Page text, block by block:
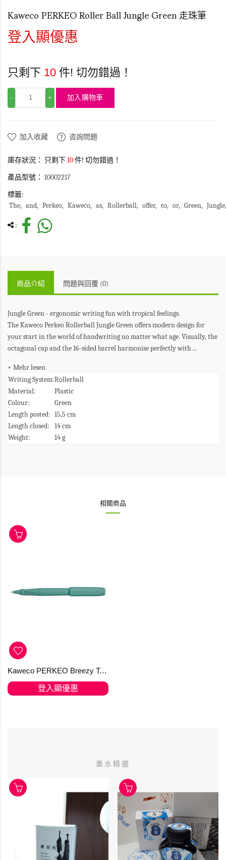
Kaweco PERKEO Roller Ball Jungle Green 走珠筆
登入顯優惠
只剩下 10 件! 切勿錯過！
- + 加入購物車
加入收藏 咨詢問題
庫存狀況： 只剩下10件! 切勿錯過！
產品型號： 10002217
標籤:
The
and Perkeo Kaweco as Rollerball offer to or Green Jungle
:
商品介紹 問題與回覆 (0)
Jungle Green - ergonomic writing fun with tropical feelings.
The Kaweco Perkeo Rollerball Jungle Green offers modern design for
your start in the world of handwriting no matter what age. Visually, the
octagonal cap and the 16-sided barrel harmonise perfectly with...
+ Mehr lesen
Writing System:Rollerball
Material:
Plastic
Colour:
Green
Length posted: 15,5 cm
Length closed:
14 cm
Weight:
14 g
相關商品
Kaweco PERKEO Breezy Teal Roller Ball Pen 走珠筆
登入顯優惠
墨水精選